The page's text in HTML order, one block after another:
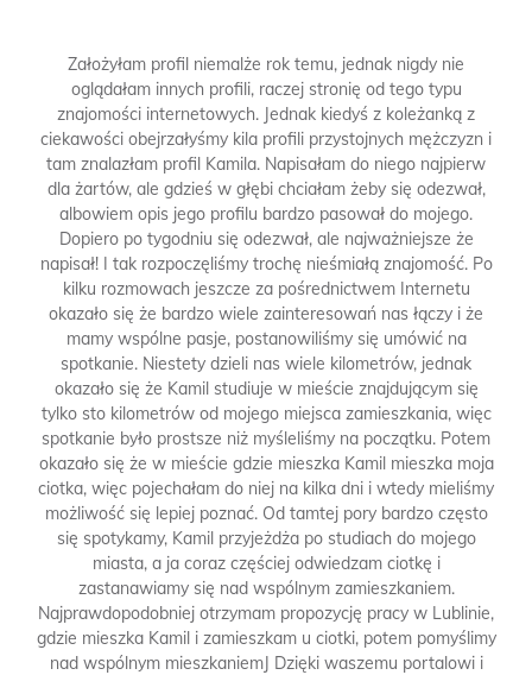
Założyłam profil niemalże rok temu, jednak nigdy nie
oglądałam innych profili, raczej stronię od tego typu
znajomości internetowych. Jednak kiedyś z koleżanką z
ciekawości obejrzałyśmy kila profili przystojnych mężczyzn i
tam znalazłam profil Kamila. Napisałam do niego najpierw
dla żartów, ale gdzieś w głębi chciałam żeby się odezwał,
albowiem opis jego profilu bardzo pasował do mojego.
Dopiero po tygodniu się odezwał, ale najważniejsze że
napisał! I tak rozpoczęliśmy trochę nieśmiałą znajomość. Po
kilku rozmowach jeszcze za pośrednictwem Internetu
okazało się że bardzo wiele zainteresowań nas łączy i że
mamy wspólne pasje, postanowiliśmy się umówić na
spotkanie. Niestety dzieli nas wiele kilometrów, jednak
okazało się że Kamil studiuje w mieście znajdującym się
tylko sto kilometrów od mojego miejsca zamieszkania, więc
spotkanie było prostsze niż myśleliśmy na początku. Potem
okazało się że w mieście gdzie mieszka Kamil mieszka moja
ciotka, więc pojechałam do niej na kilka dni i wtedy mieliśmy
możliwość się lepiej poznać. Od tamtej pory bardzo często
się spotykamy, Kamil przyjeżdża po studiach do mojego
miasta, a ja coraz częściej odwiedzam ciotkę i
zastanawiamy się nad wspólnym zamieszkaniem.
Najprawdopodobniej otrzymam propozycję pracy w Lublinie,
gdzie mieszka Kamil i zamieszkam u ciotki, potem pomyślimy
nad wspólnym mieszkaniemJ Dzięki waszemu portalowi i